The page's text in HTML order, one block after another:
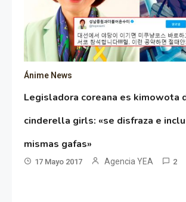
Ánime News
Legisladora coreana es kimowota
cinderella girls: «se disfraza e
mismas gafas»
17 Mayo 2017 Agencia YEA 2